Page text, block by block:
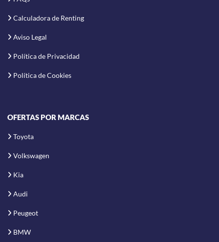
Calculadora de Renting
Aviso Legal
Política de Privacidad
Política de Cookies
OFERTAS POR MARCAS
Toyota
Volkswagen
Kia
Audi
Peugeot
BMW